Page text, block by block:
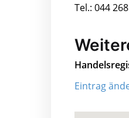
Tel.: 044
Eintrag